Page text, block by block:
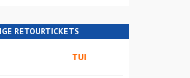
RETOURTICKETS
TUI